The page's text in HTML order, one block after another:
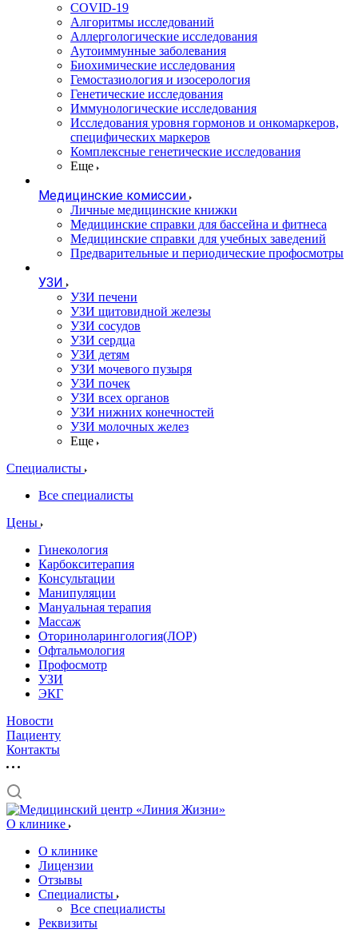
COVID-19
Алгоритмы исследований
Аллергологические исследования
Аутоиммунные заболевания
Биохимические исследования
Гемостазиология и изосерология
Генетические исследования
Иммунологические исследования
Исследования уровня гормонов и онкомаркеров,
специфических маркеров
Комплексные генетические исследования
Еще
Медицинские комиссии
Личные медицинские книжки
Медицинские справки для бассейна и фитнеса
Медицинские справки для учебных заведений
Предварительные и периодические профосмотры
УЗИ
УЗИ печени
УЗИ щитовидной железы
УЗИ сосудов
УЗИ сердца
УЗИ детям
УЗИ мочевого пузыря
УЗИ почек
УЗИ всех органов
УЗИ нижних конечностей
УЗИ молочных желез
Еще
Специалисты
Все специалисты
Цены
Гинекология
Карбокситерапия
Консультации
Манипуляции
Мануальная терапия
Массаж
Оториноларингология(ЛОР)
Офтальмология
Профосмотр
УЗИ
ЭКГ
Новости
Пациенту
Контакты
О клинике
О клинике
Лицензии
Отзывы
Специалисты
Все специалисты
Реквизиты